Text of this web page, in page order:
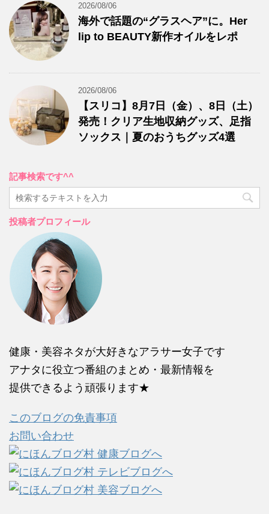
2026/08/06
海外で話題の“グラスヘア”に。Her
lip to BEAUTY新作オイルをレポ
2026/08/06
【スリコ】8月7日（金）、8日（土）
発売！クリア生地収納グッズ、足指
ソックス｜夏のおうちグッズ4選
記事検索です^^
投稿者プロフィール
健康・美容ネタが大好きなアラサー女子です
アナタに役立つ番組のまとめ・最新情報を
提供できるよう頑張ります★
このブログの免責事項
お問い合わせ